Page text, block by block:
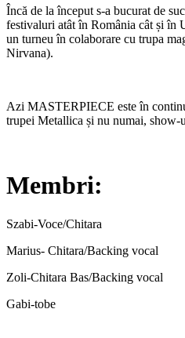
Încă de la început s-a bucurat de
festivaluri atât în România cât și în
un turneu în colaborare cu trupa
Nirvana).
Azi MASTERPIECE este în
trupei Metallica și nu numai,
Membri:
Szabi-Voce/Chitara
Marius- Chitara/Backing vocal
Zoli-Chitara Bas/Backing vocal
Gabi-tobe